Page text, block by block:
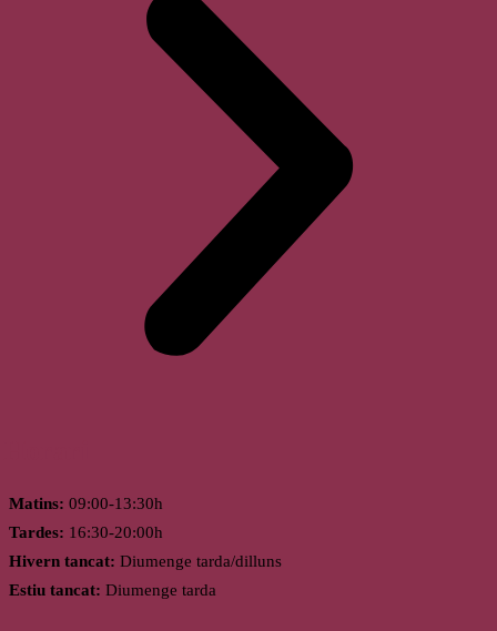
Matins: 09:00-13:30h
Tardes: 16:30-20:00h
Hivern tancat: Diumenge tarda/dilluns
Estiu tancat: Diumenge tarda